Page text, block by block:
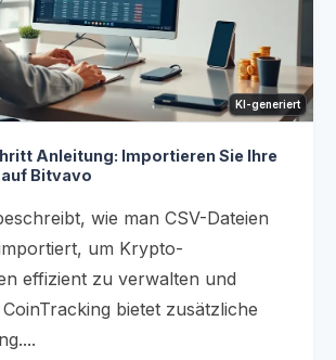
KI-generiert
Anleitung: Importieren Sie Ihre
Bitvavo
wie man CSV-Dateien
um Krypto-
effizient zu verwalten und
bietet zusätzliche